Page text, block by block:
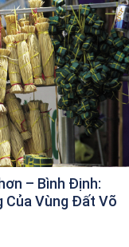
– Bình Định:
Của Vùng Đất Võ